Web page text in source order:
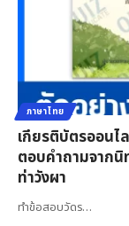
ภาษาไทย
เกียรติบัตรออนไ
ตอบคำถามจากนิ
ท่าวังผา
ทำข้อสอบวัดร…